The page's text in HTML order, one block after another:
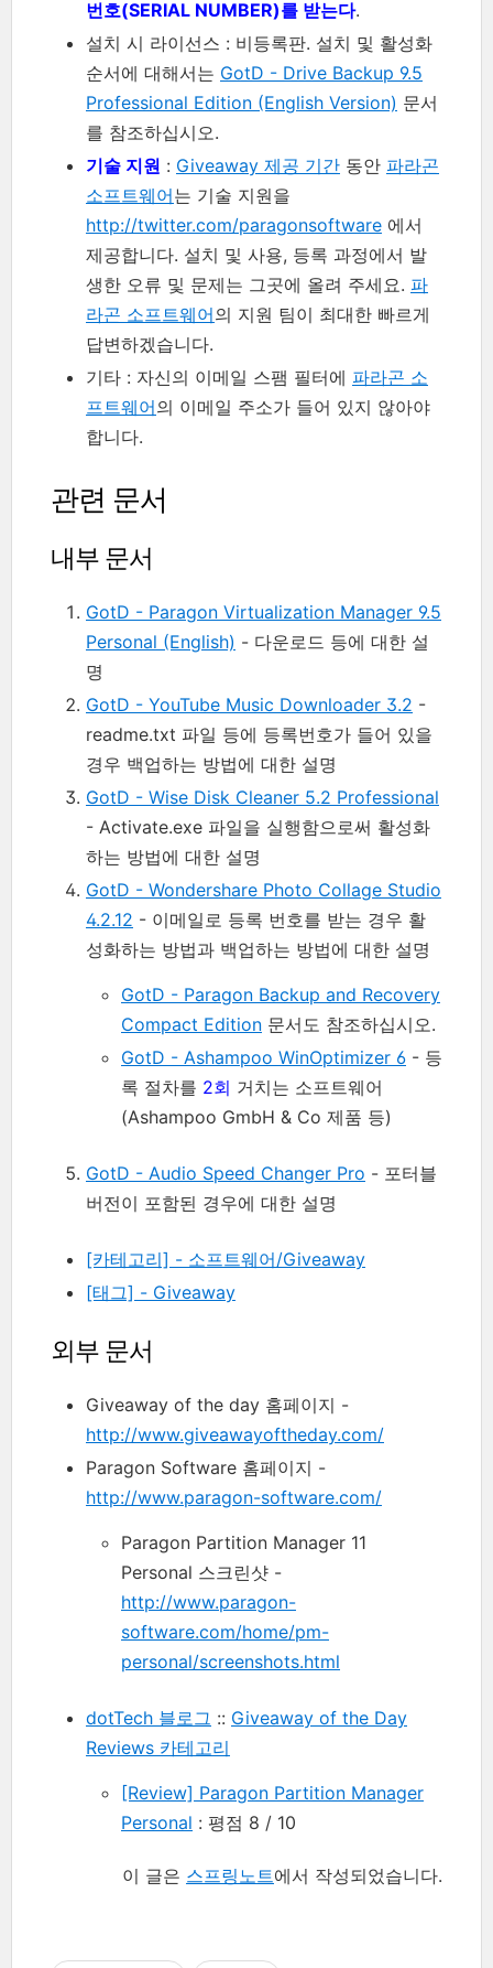
번호(SERIAL NUMBER)를 받는다.
설치 시 라이선스 : 비등록판. 설치 및 활성화
순서에 대해서는 GotD - Drive Backup 9.5
Professional Edition (English Version) 문서
를 참조하십시오.
기술 지원 : Giveaway 제공 기간 동안 파라곤
소프트웨어는 기술 지원을
http://twitter.com/paragonsoftware 에서
제공합니다. 설치 및 사용, 등록 과정에서 발
생한 오류 및 문제는 그곳에 올려 주세요. 파
라곤 소프트웨어의 지원 팀이 최대한 빠르게
답변하겠습니다.
기타 : 자신의 이메일 스팸 필터에 파라곤 소
프트웨어의 이메일 주소가 들어 있지 않아야
합니다.
관련 문서
내부 문서
GotD - Paragon Virtualization Manager 9.5
Personal (English) - 다운로드 등에 대한 설
명
GotD - YouTube Music Downloader 3.2 -
readme.txt 파일 등에 등록번호가 들어 있을
경우 백업하는 방법에 대한 설명
GotD - Wise Disk Cleaner 5.2 Professional
- Activate.exe 파일을 실행함으로써 활성화
하는 방법에 대한 설명
GotD - Wondershare Photo Collage Studio
4.2.12 - 이메일로 등록 번호를 받는 경우 활
성화하는 방법과 백업하는 방법에 대한 설명
GotD - Paragon Backup and Recovery
Compact Edition 문서도 참조하십시오.
GotD - Ashampoo WinOptimizer 6 - 등
록 절차를 2회 거치는 소프트웨어
(Ashampoo GmbH & Co 제품 등)
GotD - Audio Speed Changer Pro - 포터블
버전이 포함된 경우에 대한 설명
[카테고리] - 소프트웨어/Giveaway
[태그] - Giveaway
외부 문서
Giveaway of the day 홈페이지 -
http://www.giveawayoftheday.com/
Paragon Software 홈페이지 -
http://www.paragon-software.com/
Paragon Partition Manager 11
Personal 스크린샷 -
http://www.paragon-
software.com/home/pm-
personal/screenshots.html
dotTech 블로그 :: Giveaway of the Day
Reviews 카테고리
[Review] Paragon Partition Manager
Personal : 평점 8 / 10
이 글은 스프링노트에서 작성되었습니다.